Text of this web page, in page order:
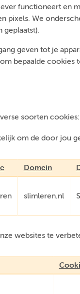
functioneert en
pixels. We
geplaatst).
geven tot je
bepaalde
soorten cookies:
om de door jou
Domein
slimleren.nl
websites te